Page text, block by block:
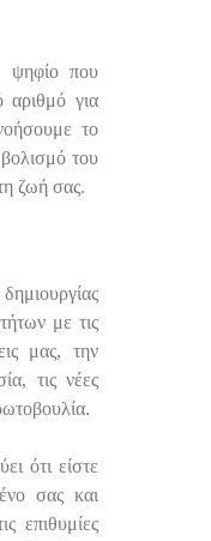
ψηφίο που
αριθμό για
το
του
ζωή σας.
με τις
μας, την
τις νέες
ότι είστε
σας και
επιθυμίες